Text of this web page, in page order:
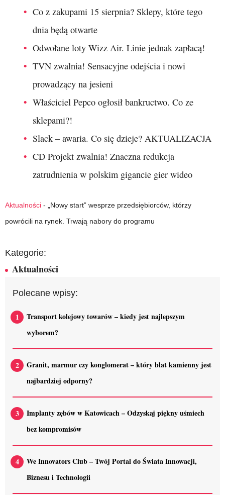
Co z zakupami 15 sierpnia? Sklepy, które tego
dnia będą otwarte
Odwołane loty Wizz Air. Linie jednak zapłacą!
TVN zwalnia! Sensacyjne odejścia i nowi
prowadzący na jesieni
Właściciel Pepco ogłosił bankructwo. Co ze
sklepami?!
Slack – awaria. Co się dzieje? AKTUALIZACJA
CD Projekt zwalnia! Znaczna redukcja
zatrudnienia w polskim gigancie gier wideo
Aktualności -
„Nowy start” wesprze przedsiębiorców, którzy
powrócili na rynek. Trwają nabory do programu
Kategorie:
Aktualności
Polecane wpisy:
Transport kolejowy towarów – kiedy jest najlepszym
wyborem?
Granit, marmur czy konglomerat – który blat kamienny jest
najbardziej odporny?
Implanty zębów w Katowicach – Odzyskaj piękny uśmiech
bez kompromisów
We Innovators Club – Twój Portal do Świata Innowacji,
Biznesu i Technologii